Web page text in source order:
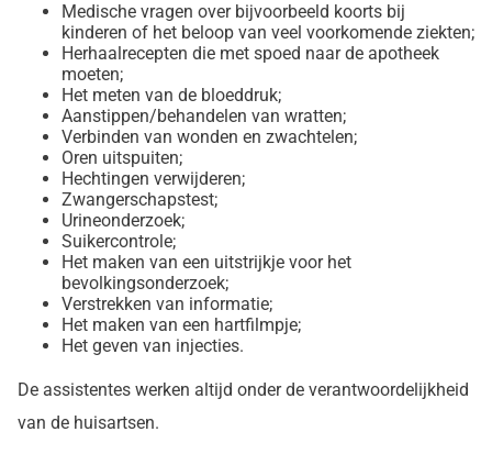
Medische vragen over bijvoorbeeld koorts bij
kinderen of het beloop van veel voorkomende ziekten;
Herhaalrecepten die met spoed naar de apotheek
moeten;
Het meten van de bloeddruk;
Aanstippen/behandelen van wratten;
Verbinden van wonden en zwachtelen;
Oren uitspuiten;
Hechtingen verwijderen;
Zwangerschapstest;
Urineonderzoek;
Suikercontrole;
Het maken van een uitstrijkje voor het
bevolkingsonderzoek;
Verstrekken van informatie;
Het maken van een hartfilmpje;
Het geven van injecties.
De assistentes werken altijd onder de verantwoordelijkheid
van de huisartsen.